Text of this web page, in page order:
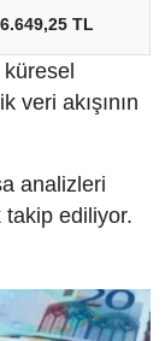
TL
veri akışının
analizleri
takip ediliyor.